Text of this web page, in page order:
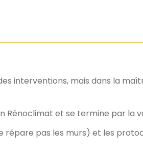
interventions, mais dans la
et se termine par la
pas les murs) et les